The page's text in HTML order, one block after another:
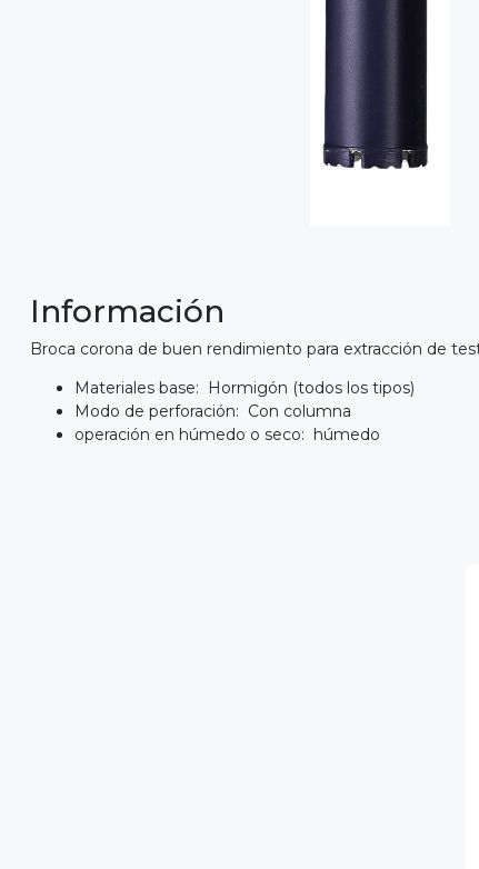
Información
Broca corona de buen rendimiento para extracción de
Materiales base: Hormigón (todos los tipos)
Modo de perforación: Con columna
operación en húmedo o seco: húmedo